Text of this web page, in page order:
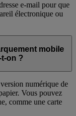
e-mail pour que
électronique ou
mobile
t-on ?
numérique de
Vous pouvez
comme une carte